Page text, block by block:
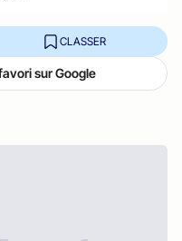
CLASSER
sur Google